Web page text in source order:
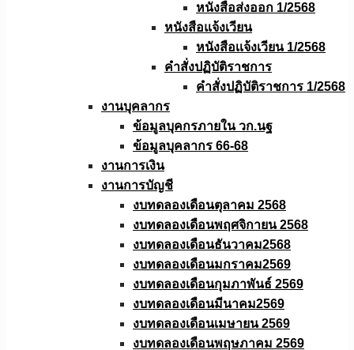
หนังสือส่งออก 1/2568
หนังสือแจ้งเวียน
หนังสือเเจ้งเวียน 1/2568
คำสั่งปฏิบัติราชการ
คำสั่งปฏิบัติราชการ 1/2568
งานบุคลากร
ข้อมูลบุคกรภายใน วก.นฐ
ข้อมูลบุคลากร 66-68
งานการเงิน
งานการบัญชี
งบทดลองเดือนตุลาคม 2568
งบทดลองเดือนพฤศจิกายน 2568
งบทดลองเดือนธันวาคม2568
งบทดลองเดือนมกราคม2569
งบทดลองเดือนกุมภาพันธ์ 2569
งบทดลองเดือนมีนาคม2569
งบทดลองเดือนเมษายน 2569
งบทดลองเดือนพฤษภาคม 2569